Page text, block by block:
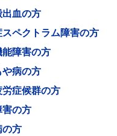
血の方
ペクトラム障害の方
障害の方
病の方
症候群の方
の方
方